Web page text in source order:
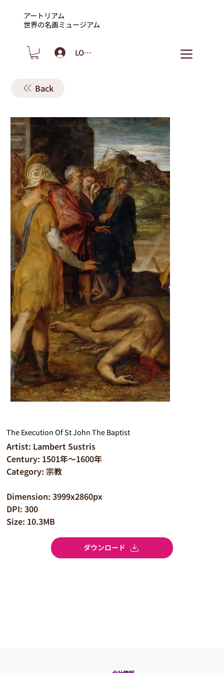
アートリアム
​世界の名画ミュージアム
LOGIN
Back
The Execution Of St John The Baptist
Artist: Lambert Sustris
Century: 1501年～1600年
Category: 宗教
Dimension: 3999x2860px
DPI: 300
Size: 10.3MB
ダウンロード